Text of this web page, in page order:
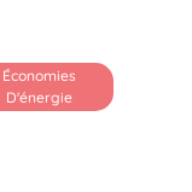
Économies
D'énergie